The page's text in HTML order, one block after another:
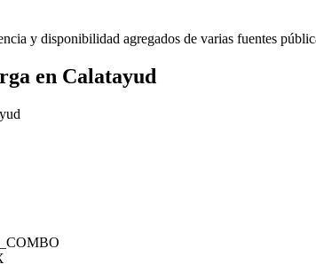
y disponibilidad agregados de varias fuentes
en Calatayud